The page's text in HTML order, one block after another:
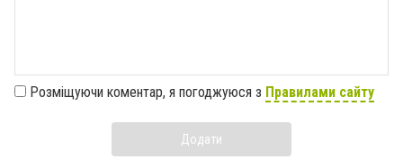
Розміщуючи коментар, я погоджуюся з Правилами сайту
Додати